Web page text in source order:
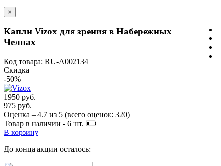
×
Капли Vizox для зрения в Набережных
Челнах
Код товара: RU-A002134
Скидка
-50%
1950 руб.
975 руб.
Оценка – 4.7 из 5 (всего оценок: 320)
Товар в наличии - 6 шт.
В корзину
До конца акции осталось: